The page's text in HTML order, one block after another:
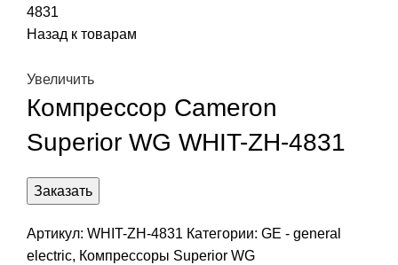
4831
Назад к товарам
Увеличить
Компрессор Cameron
Superior WG WHIT-ZH-4831
Заказать
Артикул: WHIT-ZH-4831 Категории: GE - general
electric, Компрессоры Superior WG